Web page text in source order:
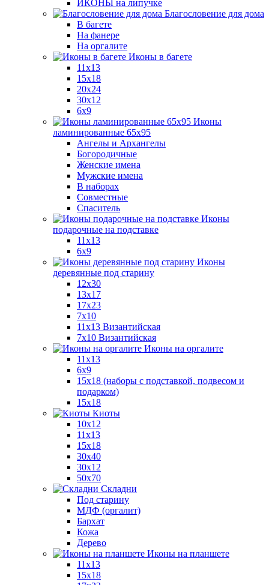
ИКОНЫ на липучке
Благословение для дома
В багете
На фанере
На оргалите
Иконы в багете
11x13
15x18
20x24
30х12
6x9
Иконы
ламинированные 65x95
Ангелы и Архангелы
Богородичные
Женские имена
Мужские имена
В наборах
Совместные
Спаситель
Иконы
подарочные на подставке
11x13
6x9
Иконы
деревянные под старину
12х30
13x17
17x23
7x10
11x13 Византийская
7x10 Византийская
Иконы на оргалите
11x13
6x9
15х18 (наборы с подставкой, подвесом и
подарком)
15x18
Киоты
10x12
11x13
15x18
30x40
30х12
50x70
Складни
Под старину
МДФ (оргалит)
Бархат
Кожа
Дерево
Иконы на планшете
11х13
15х18